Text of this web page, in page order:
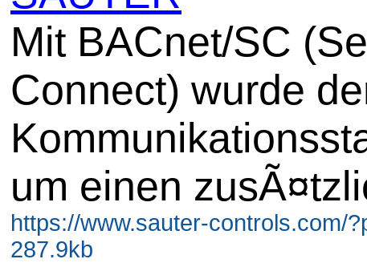
Mit BACnet/SC
Connect) wurde
um einen
https://www.sauter-controls.com/
287.9kb